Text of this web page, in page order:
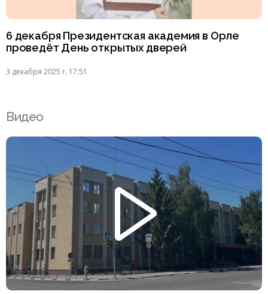
6 декабря Президентская академия в Орле
проведёт День открытых дверей
3 декабря 2025 г. 17:51
Видео